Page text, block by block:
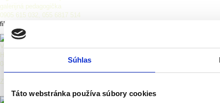
Súhlas
Táto webstránka používa súbory cookies
galerijná pedagogička
0905 615 032, 055 6817 514
filipiakova@vsg.sk
Východoslovenská galéria
Hlavná 27, Košice
040 01 Košice
Zriaďovateľ: